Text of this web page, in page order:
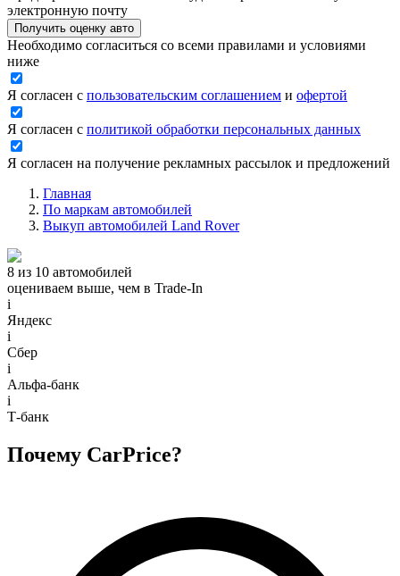
электронную почту
Получить оценку авто
Необходимо согласиться со всеми правилами и условиями
ниже
Я согласен с пользовательским соглашением и офертой
Я согласен с политикой обработки персональных данных
Я согласен на получение рекламных рассылок и предложений
Главная
По маркам автомобилей
Выкуп автомобилей Land Rover
8 из 10 автомобилей
оцениваем выше, чем в Trade‑In
i
Яндекс
i
Сбер
i
Альфа-банк
i
Т-банк
Почему CarPrice?